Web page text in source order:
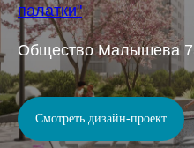
палатки"
Общество Малышева
Смотреть дизайн-проект